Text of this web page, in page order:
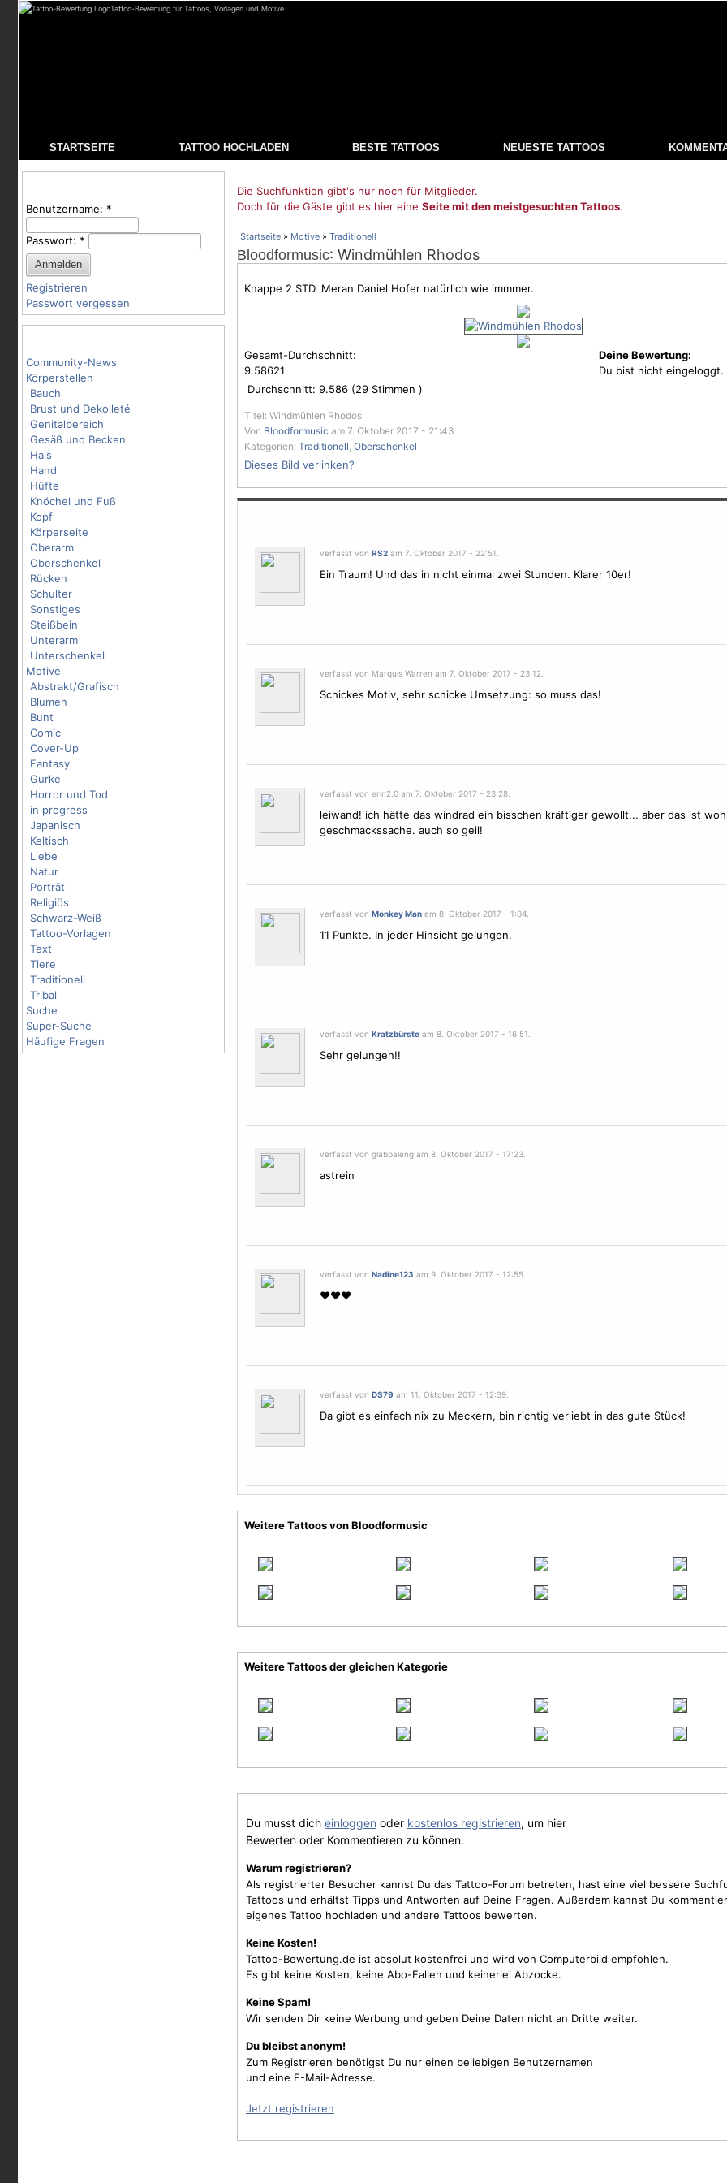
Tattoo-Bewertung für Tattoos, Vorlagen und Motive
STARTSEITE TATTOO HOCHLADEN BESTE TATTOOS NEUESTE TATTOOS
Benutzername: *
Passwort: *
Registrieren
Passwort vergessen
Community-News
Körperstellen
Bauch
Brust und Dekolleté
Genitalbereich
Gesäß und Becken
Hals
Hand
Hüfte
Knöchel und Fuß
Kopf
Körperseite
Oberarm
Oberschenkel
Rücken
Schulter
Sonstiges
Steißbein
Unterarm
Unterschenkel
Motive
Abstrakt/Grafisch
Blumen
Bunt
Comic
Cover-Up
Fantasy
Gurke
Horror und Tod
in progress
Japanisch
Keltisch
Liebe
Natur
Porträt
Religiös
Schwarz-Weiß
Tattoo-Vorlagen
Text
Tiere
Traditionell
Tribal
Suche
Super-Suche
Häufige Fragen
Die Suchfunktion gibt's nur noch für Mitglieder.
Doch für die Gäste gibt es hier eine Seite mit den meistgesuchten Tattoos.
Startseite » Motive » Traditionell
Bloodformusic: Windmühlen Rhodos
Knappe 2 STD. Meran Daniel Hofer natürlich wie immmer.
Gesamt-Durchschnitt:
9.58621
Durchschnitt: 9.586 (29 Stimmen )
Deine Bewertung:
Du bist nicht eingeloggt.
Titel: Windmühlen Rhodos
Von Bloodformusic am 7. Oktober 2017 - 21:43
Kategorien: Traditionell, Oberschenkel
Dieses Bild verlinken?
verfasst von RS2am 7. Oktober 2017 - 22:51.
Ein Traum! Und das in nicht einmal zwei Stunden. Klarer 10er!
verfasst von Marquis Warren am 7. Oktober 2017 - 23:12.
Schickes Motiv, sehr schicke Umsetzung: so muss das!
verfasst von erin2.0 am 7. Oktober 2017 - 23:28.
leiwand! ich hätte das windrad ein bisschen kräftiger gewollt... aber das ist
geschmackssache. auch so geil!
verfasst von Monkey Manam 8. Oktober 2017 - 1:04.
11 Punkte. In jeder Hinsicht gelungen.
verfasst von Kratzbürsteam 8. Oktober 2017 - 16:51.
Sehr gelungen!!
verfasst von glabbaleng am 8. Oktober 2017 - 17:23.
astrein
verfasst von Nadine123 am 9. Oktober 2017 - 12:55.
♥♥♥
verfasst von DS79 am 11. Oktober 2017 - 12:39.
Da gibt es einfach nix zu Meckern, bin richtig verliebt in das gute Stück!
Weitere Tattoos von Bloodformusic
Weitere Tattoos der gleichen Kategorie
Du musst dich einloggen oder kostenlos registrieren, um hier
Bewerten oder Kommentieren zu können.
Warum registrieren?
Als registrierter Besucher kannst Du das Tattoo-Forum betreten, hast eine viel bessere
Tattoos und erhältst Tipps und Antworten auf Deine Fragen. Außerdem kannst Du
eigenes Tattoo hochladen und andere Tattoos bewerten.
Keine Kosten!
Tattoo-Bewertung.de ist absolut kostenfrei und wird von Computerbild empfohlen.
Es gibt keine Kosten, keine Abo-Fallen und keinerlei Abzocke.
Keine Spam!
Wir senden Dir keine Werbung und geben Deine Daten nicht an Dritte weiter.
Du bleibst anonym!
Zum Registrieren benötigst Du nur einen beliebigen Benutzernamen
und eine E-Mail-Adresse.
Jetzt registrieren